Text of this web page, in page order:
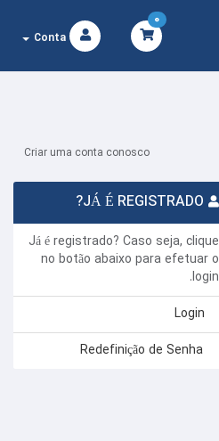
0
Conta
Criar uma conta conosco
Já é registrado? Caso seja, clique
no botão abaixo para efetuar o
login.